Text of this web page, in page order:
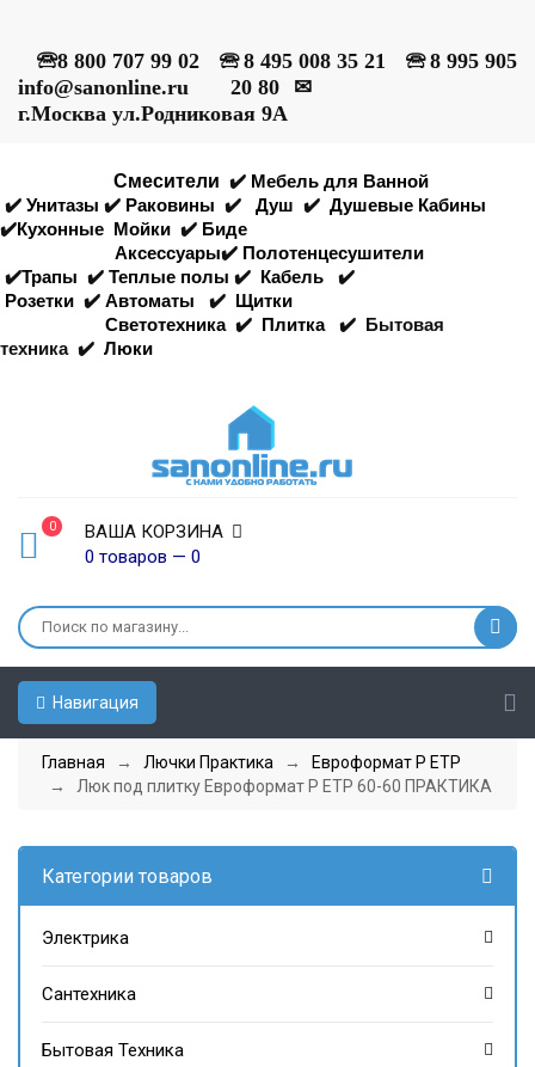
🕾8 800 707 99 02 🕾 8 495 008 35 21 🕾 8 995 905
20 80
✉
info@sanonline.ru
г.Москва ул.Родниковая 9А
Смесители ✔️ Мебель для Ванной
✔️ Унитазы ✔️ Раковины ✔️ Душ ✔️ Душевые Кабины
✔️Кухонные Мойки ✔️ Биде
Аксессуары✔️ Полотенцесушители
✔️Трапы ✔️ Теплые полы ✔️ Кабель
✔️
Розетки ✔️ Автоматы ✔️ Щитки
Светотехника ✔️ Плитка ✔️ Бытовая
техника ✔️ Люки
0
ВАША КОРЗИНА
0 товаров — 0
Навигация
Главная → Лючки Практика →
Евроформат Р ЕТР
→ Люк под плитку Евроформат Р ЕТР 60-60 ПРАКТИКА
Категории товаров
Электрика
Сантехника
Бытовая Техника